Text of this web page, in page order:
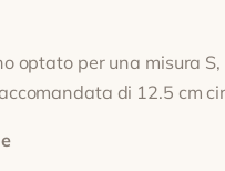
optato per una misura S,
di 12.5 cm